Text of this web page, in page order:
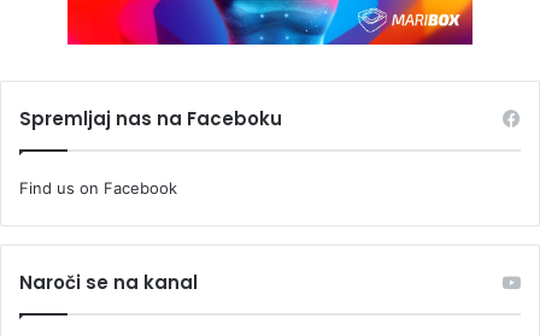
Spremljaj nas na Faceboku
Find us on Facebook
Naroči se na kanal